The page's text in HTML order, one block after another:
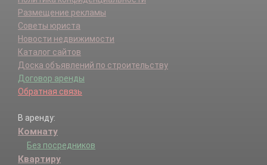
Размещение рекламы
Советы юриста
Новости недвижимости
Каталог сайтов
Доска объявлений по строительству
Договор аренды
Обратная связь
В аренду:
Комнату
Без посредников
Квартиру